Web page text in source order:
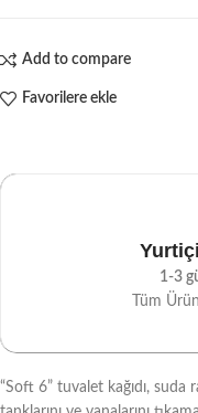
Add to compare
Favorilere ekle
1-3
Tüm
“Soft 6” tuvalet kağıdı,